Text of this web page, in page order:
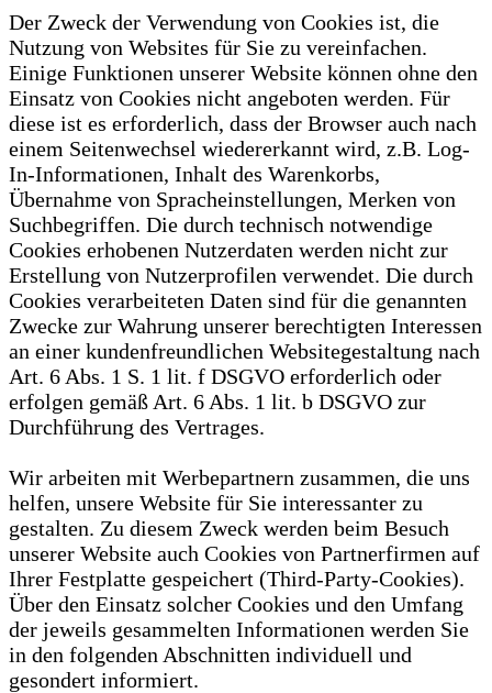
Der Zweck der Verwendung von Cookies ist, die
Nutzung von Websites für Sie zu vereinfachen.
Einige Funktionen unserer Website können ohne den
Einsatz von Cookies nicht angeboten werden. Für
diese ist es erforderlich, dass der Browser auch nach
einem Seitenwechsel wiedererkannt wird, z.B. Log-
In-Informationen, Inhalt des Warenkorbs,
Übernahme von Spracheinstellungen, Merken von
Suchbegriffen. Die durch technisch notwendige
Cookies erhobenen Nutzerdaten werden nicht zur
Erstellung von Nutzerprofilen verwendet. Die durch
Cookies verarbeiteten Daten sind für die genannten
Zwecke zur Wahrung unserer berechtigten Interessen
an einer kundenfreundlichen Websitegestaltung nach
Art. 6 Abs. 1 S. 1 lit. f DSGVO erforderlich oder
erfolgen gemäß Art. 6 Abs. 1 lit. b DSGVO zur
Durchführung des Vertrages.
Wir arbeiten mit Werbepartnern zusammen, die uns
helfen, unsere Website für Sie interessanter zu
gestalten. Zu diesem Zweck werden beim Besuch
unserer Website auch Cookies von Partnerfirmen auf
Ihrer Festplatte gespeichert (Third-Party-Cookies).
Über den Einsatz solcher Cookies und den Umfang
der jeweils gesammelten Informationen werden Sie
in den folgenden Abschnitten individuell und
gesondert informiert.